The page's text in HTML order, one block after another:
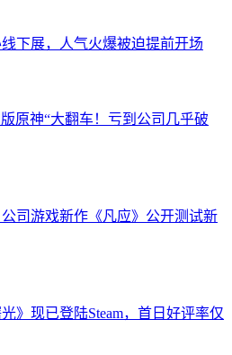
线下展，人气火爆被迫提前开场
原神“大翻车！亏到公司几乎破
司游戏新作《凡应》公开测试新
》现已登陆Steam，首日好评率仅